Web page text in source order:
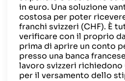
in euro. Una soluzione
costosa per poter
franchi svizzeri (CHF). È
verificare con il proprio
prima di aprire un conto
presso una banca
lavoro svizzeri richiedono
per il versamento dello